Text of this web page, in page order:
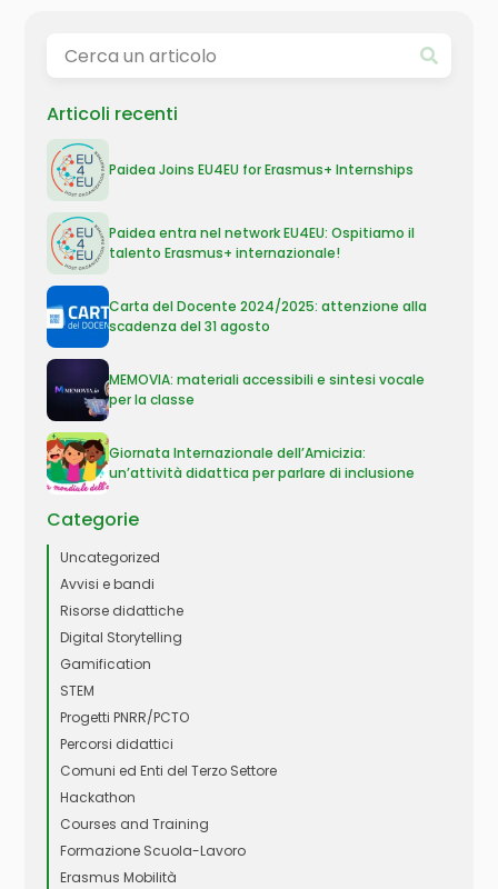
Articoli recenti
Paidea Joins EU4EU for Erasmus+ Internships
Paidea entra nel network EU4EU: Ospitiamo il
talento Erasmus+ internazionale!
Carta del Docente 2024/2025: attenzione alla
scadenza del 31 agosto
MEMOVIA: materiali accessibili e sintesi vocale
per la classe
Giornata Internazionale dell’Amicizia:
un’attività didattica per parlare di inclusione
Categorie
Uncategorized
Avvisi e bandi
Risorse didattiche
Digital Storytelling
Gamification
STEM
Progetti PNRR/PCTO
Percorsi didattici
Comuni ed Enti del Terzo Settore
Hackathon
Courses and Training
Formazione Scuola-Lavoro
Erasmus Mobilità